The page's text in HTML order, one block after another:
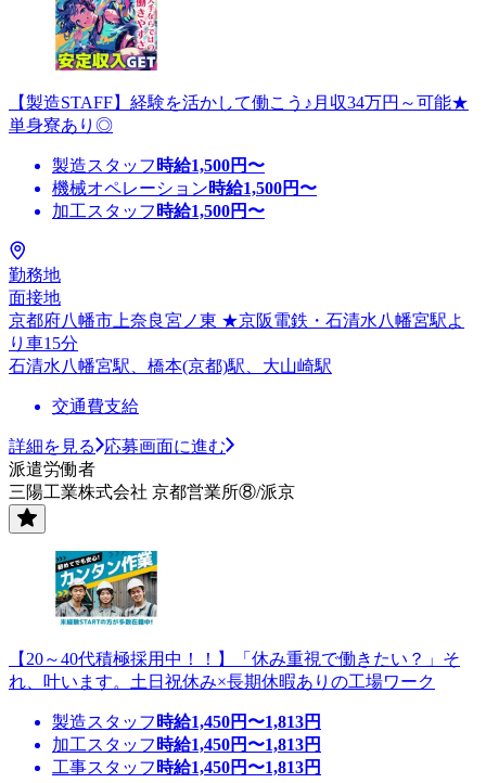
【製造STAFF】経験を活かして働こう♪月収34万円～可能★
単身寮あり◎
製造スタッフ 時給1,500円〜
機械オペレーション時給1,500円〜
加工スタッフ 時給1,500円〜
勤務地
面接地
京都府八幡市上奈良宮ノ東 ★京阪電鉄・石清水八幡宮駅よ
り車15分
石清水八幡宮駅、橋本(京都)駅、大山崎駅
交通費支給
詳細を見る
応募画面に進む
派遣労働者
三陽工業株式会社 京都営業所⑧/派京
【20～40代積極採用中！！】「休み重視で働きたい？」そ
れ、叶います。土日祝休み×長期休暇ありの工場ワーク
製造スタッフ 時給1,450円〜1,813円
加工スタッフ 時給1,450円〜1,813円
工事スタッフ 時給1,450円〜1,813円